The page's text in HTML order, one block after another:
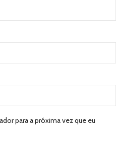
para a próxima vez que eu